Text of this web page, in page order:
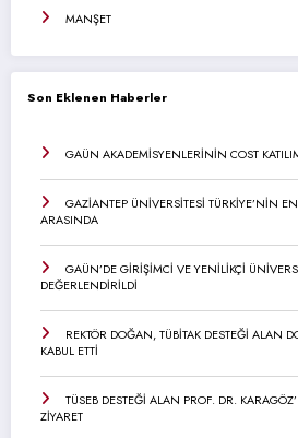
MANŞET
Son Eklenen Haberler
GAÜN AKADEMİSYENLERİNİN COST
GAZİANTEP ÜNİVERSİTESİ TÜRKİYE’NİN
ARASINDA
GAÜN’DE GİRİŞİMCİ VE YENİLİKÇİ
DEĞERLENDİRİLDİ
REKTÖR DOĞAN, TÜBİTAK DESTEĞİ ALAN
KABUL ETTİ
TÜSEB DESTEĞİ ALAN PROF. DR.
ZİYARET